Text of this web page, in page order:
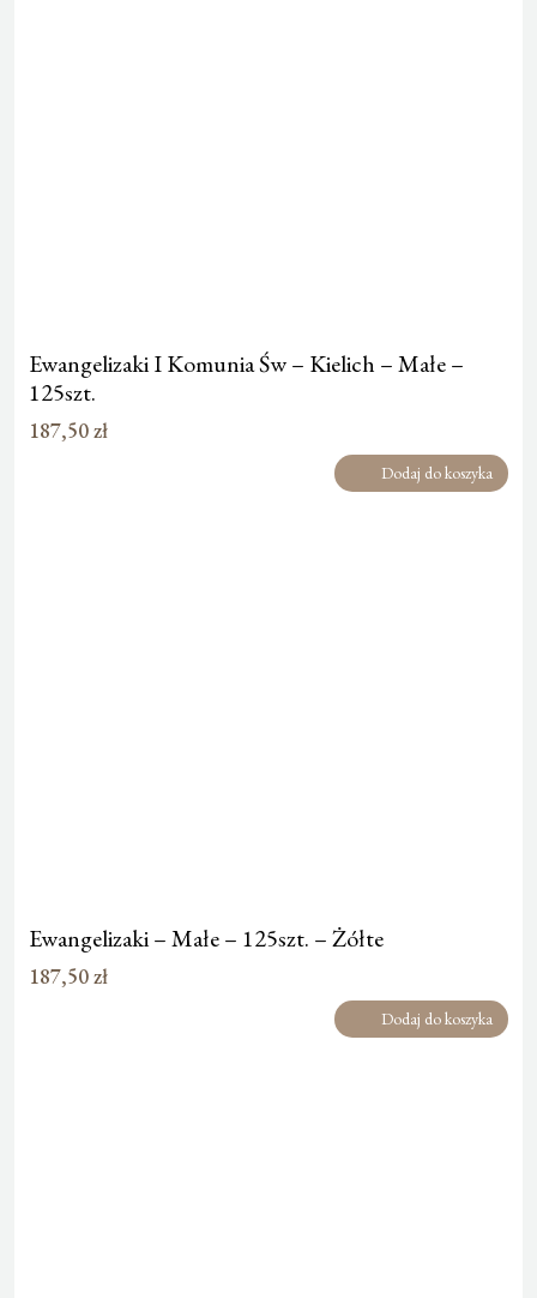
Ewangelizaki I Komunia Św – Kielich – Małe –
125szt.
187,50zł
Dodaj do koszyka
Ewangelizaki – Małe – 125szt. – Żółte
187,50zł
Dodaj do koszyka